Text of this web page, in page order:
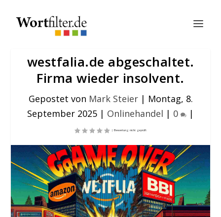
westfalia.de abgeschaltet.
Firma wieder insolvent.
Gepostet von Mark Steier| Montag, 8.
September 2025 | Onlinehandel | 0 |